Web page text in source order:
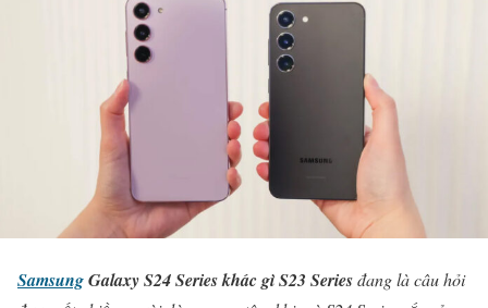
SamsungGalaxy S24 Series khác gì S23 Seriesđang là câu hỏi